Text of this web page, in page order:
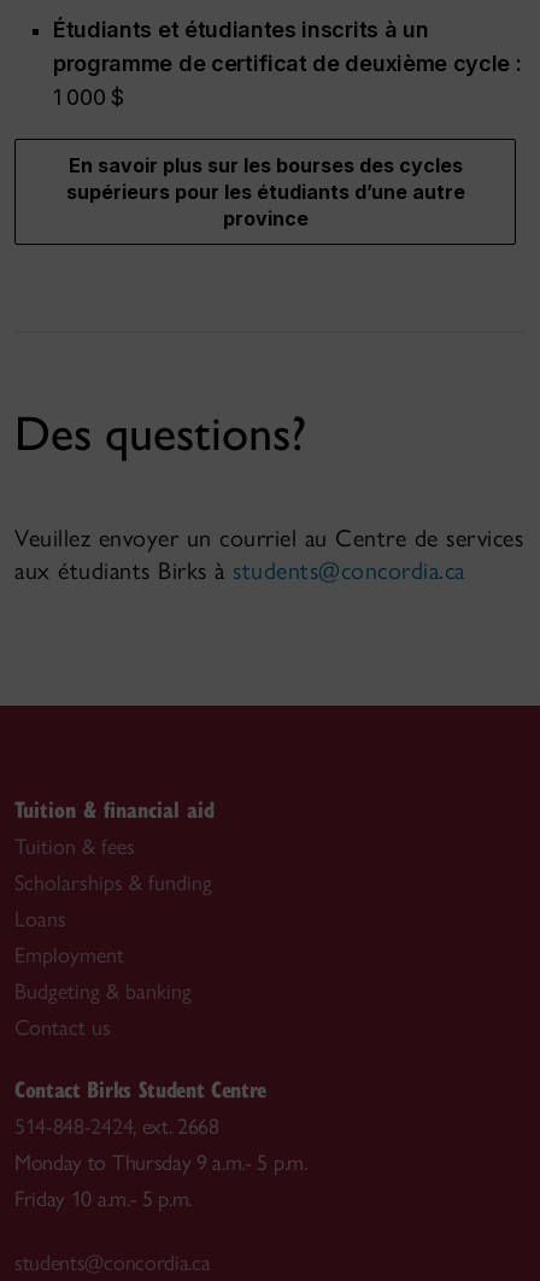
Étudiants et étudiantes inscrits à un
programme de certificat de deuxième cycle :
1 000 $
En savoir plus sur les bourses des cycles
supérieurs pour les étudiants d’une autre
province
Des questions?
Veuillez envoyer un courriel au Centre de services
aux étudiants Birks à students@concordia.ca
Tuition & financial aid
Tuition & fees
Scholarships & funding
Loans
Employment
Budgeting & banking
Contact us
Contact Birks Student Centre
514-848-2424, ext. 2668
Monday to Thursday 9 a.m.- 5 p.m.
Friday 10 a.m.- 5 p.m.
students@concordia.ca